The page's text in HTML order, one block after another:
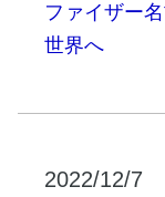
ファイザー
世界へ
2022/12/7